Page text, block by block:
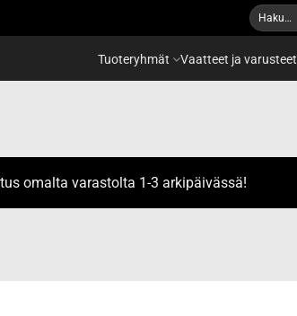
Etsi:
Tuoteryhmät Vaatteet ja varusteet
omalta varastolta 1-3 arkipäivässä!